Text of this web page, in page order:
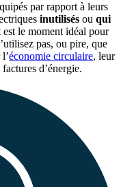
par rapport à leurs
inutilisés ou qui
est le moment idéal pour
pas, ou pire, que
économie circulaire, leur
d’énergie.